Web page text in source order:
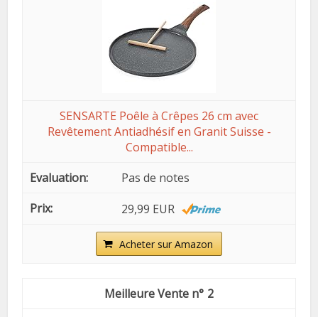
SENSARTE Poêle à Crêpes 26 cm avec
Revêtement Antiadhésif en Granit Suisse -
Compatible...
Pas de notes
29,99 EUR
Acheter sur Amazon
2